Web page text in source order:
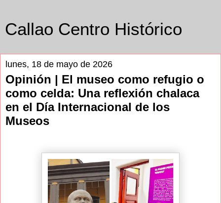
Callao Centro Histórico
lunes, 18 de mayo de 2026
Opinión | El museo como refugio o
como celda: Una reflexión chalaca
en el Día Internacional de los
Museos